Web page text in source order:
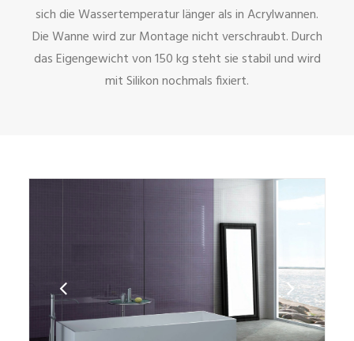
sich die Wassertemperatur länger als in Acrylwannen.
Die Wanne wird zur Montage nicht verschraubt. Durch
das Eigengewicht von 150 kg steht sie stabil und wird
mit Silikon nochmals fixiert.